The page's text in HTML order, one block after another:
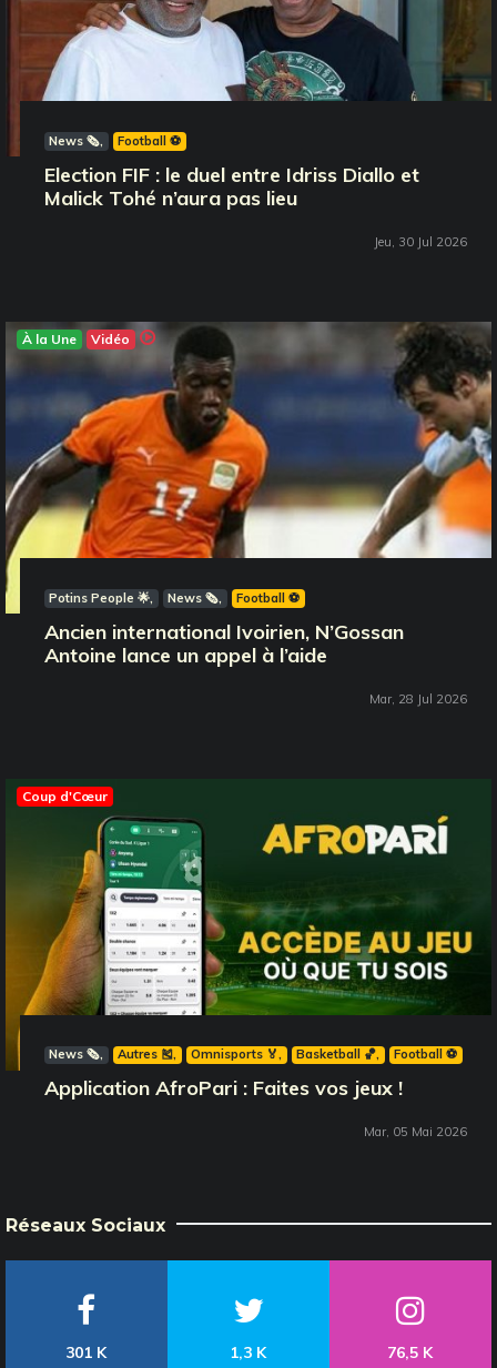
News 🗞️ Football ⚽️
Election FIF : le duel entre Idriss Diallo et
Malick Tohé n’aura pas lieu
Jeu, 30 Jul 2026
À la Une Vidéo
Potins People 🌟 News 🗞️ Football ⚽️
Ancien international Ivoirien, N’Gossan
Antoine lance un appel à l’aide
Mar, 28 Jul 2026
Coup d'Cœur
News 🗞️ Autres 🎽 Omnisports 🏅 Basketball 🏀 Football ⚽️
Application AfroPari : Faites vos jeux !
Mar, 05 Mai 2026
Réseaux Sociaux
301 K
1,3 K
76,5 K